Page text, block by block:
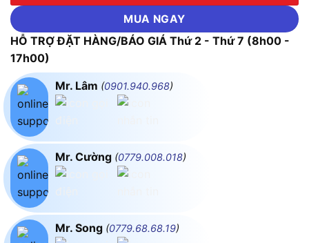
MUA NGAY
HỖ TRỢ ĐẶT HÀNG/BÁO GIÁ Thứ 2 - Thứ 7 (8h00 -
17h00)
Mr. Lâm (0901.940.968)
Mr. Cường (0779.008.018)
Mr. Song (0779.68.68.19)